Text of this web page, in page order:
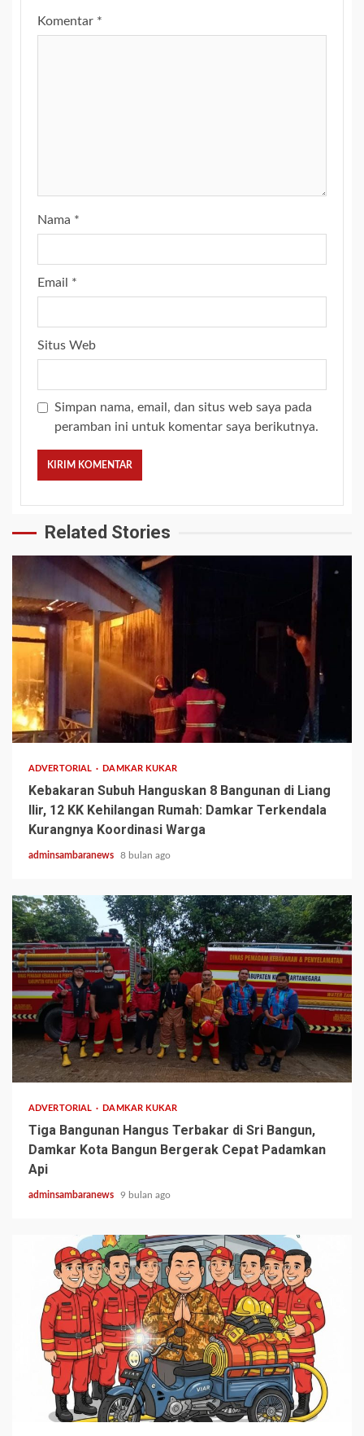
Komentar *
Nama *
Email *
Situs Web
Simpan nama, email, dan situs web saya pada
peramban ini untuk komentar saya berikutnya.
Related Stories
2 min read
ADVERTORIAL DAMKAR KUKAR
Kebakaran Subuh Hanguskan 8 Bangunan di Liang
Ilir, 12 KK Kehilangan Rumah: Damkar Terkendala
Kurangnya Koordinasi Warga
adminsambaranews 8 bulan ago
1 min read
ADVERTORIAL DAMKAR KUKAR
Tiga Bangunan Hangus Terbakar di Sri Bangun,
Damkar Kota Bangun Bergerak Cepat Padamkan
Api
adminsambaranews 9 bulan ago
1 min read